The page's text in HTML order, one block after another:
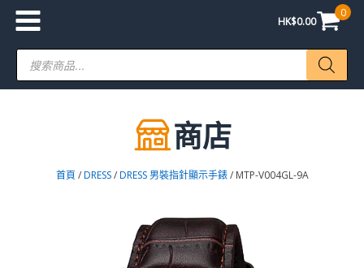
HK$0.00
0
Products
search
商店
首頁 /DRESS/DRESS 男裝指針顯示手錶/ MTP-V004GL-9A